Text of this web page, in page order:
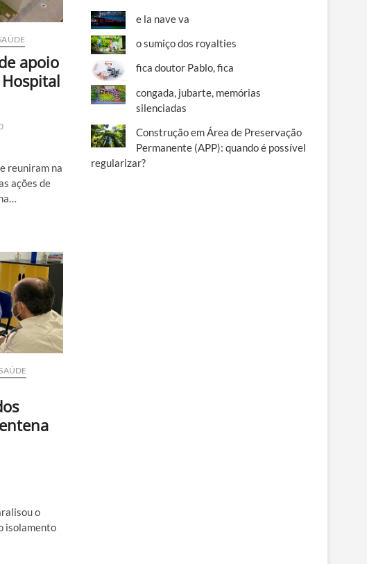
apoio
reuniram na
ações de
o
isolamento
e la nave va
o sumiço dos royalties
fica doutor Pablo, fica
congada, jubarte, memórias
silenciadas
Construção em Área de Preservação
Permanente (APP): quando é possível
regularizar?